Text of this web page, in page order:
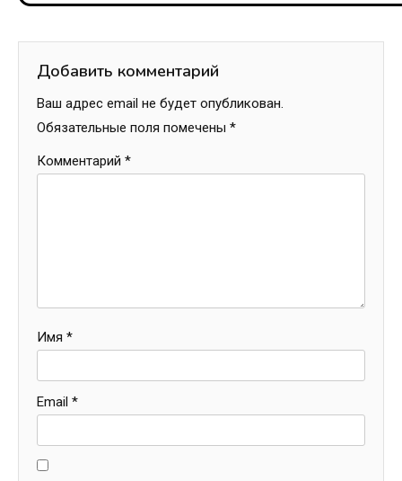
Добавить комментарий
Ваш адрес email не будет опубликован.
Обязательные поля помечены *
Комментарий *
Имя *
Email *